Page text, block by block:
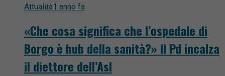
Attualità1 anno fa
«Che cosa significa che l’ospedale di
Borgo è hub della sanità?» Il Pd incalza
il diettore dell’Asl